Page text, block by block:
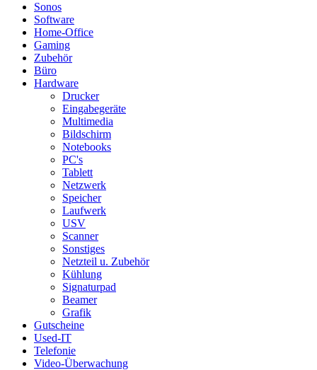
Sonos
Software
Home-Office
Gaming
Zubehör
Büro
Hardware
Drucker
Eingabegeräte
Multimedia
Bildschirm
Notebooks
PC's
Tablett
Netzwerk
Speicher
Laufwerk
USV
Scanner
Sonstiges
Netzteil u. Zubehör
Kühlung
Signaturpad
Beamer
Grafik
Gutscheine
Used-IT
Telefonie
Video-Überwachung